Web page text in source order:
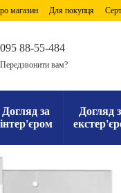
магазин Для покупця
095 88-55-484
Передзвонити вам?
Догляд за
інтер'єром
Догляд